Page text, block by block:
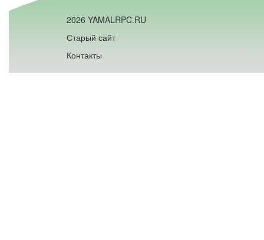
2026 YAMALRPC.RU
Старый сайт
Контакты